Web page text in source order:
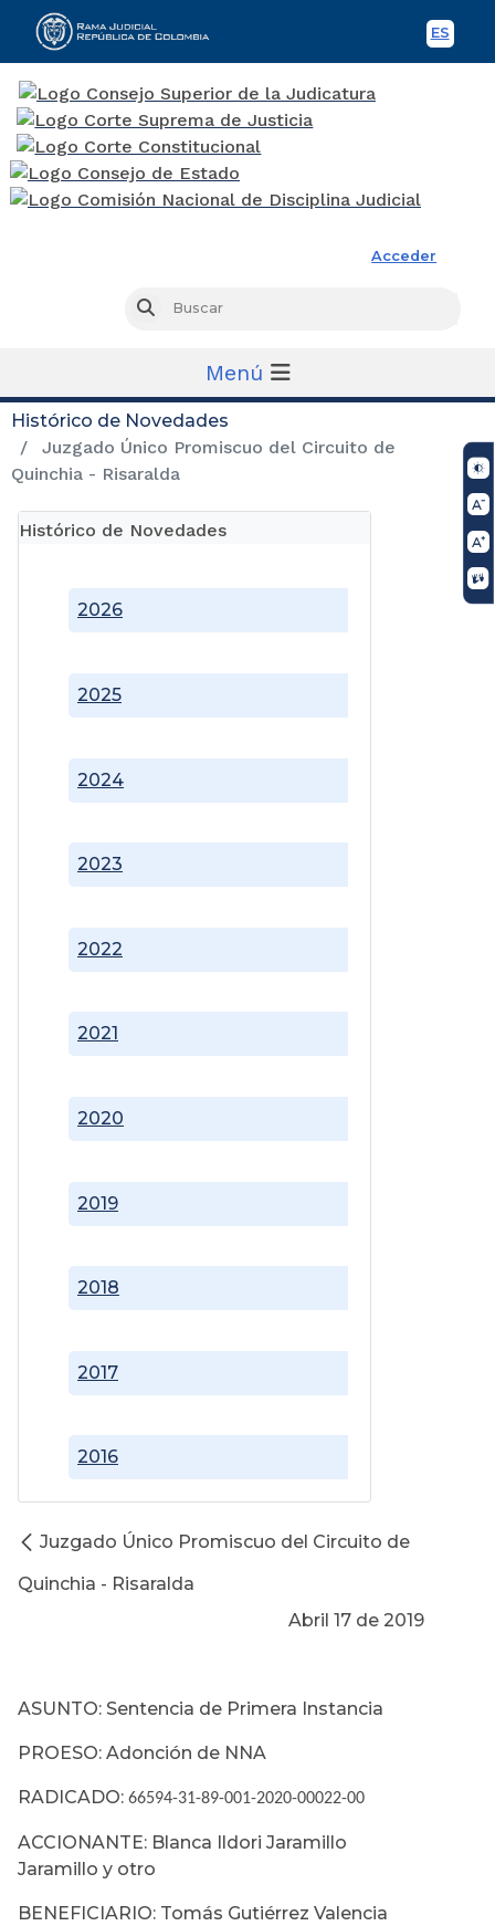
ES
Acceder
Buscar
Menú
Histórico de Novedades
Juzgado Único Promiscuo del Circuito de
Quinchia - Risaralda
Histórico de Novedades
2016
2017
2018
2019
2020
2021
2022
2023
2024
2025
2026
Juzgado Único Promiscuo del Circuito de
Quinchia - Risaralda
Abril 17 de 2019
ASUNTO: Sentencia de Primera Instancia
PROESO: Adonción de NNA
RADICADO: 66594-31-89-001-2020-00022-00
ACCIONANTE: Blanca Ildori Jaramillo
Jaramillo y otro
BENEFICIARIO: Tomás Gutiérrez Valencia